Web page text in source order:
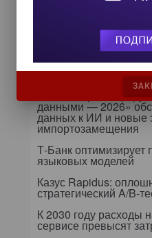
Самое читаемое
24 сентября на
данными — 2026»
данных к ИИ и новые
импортозамещения
Т-Банк оптимизирует
языковых моделей
Казус Rapidus:
стратегический A/B-
К 2030 году расходы
сервисе превысят